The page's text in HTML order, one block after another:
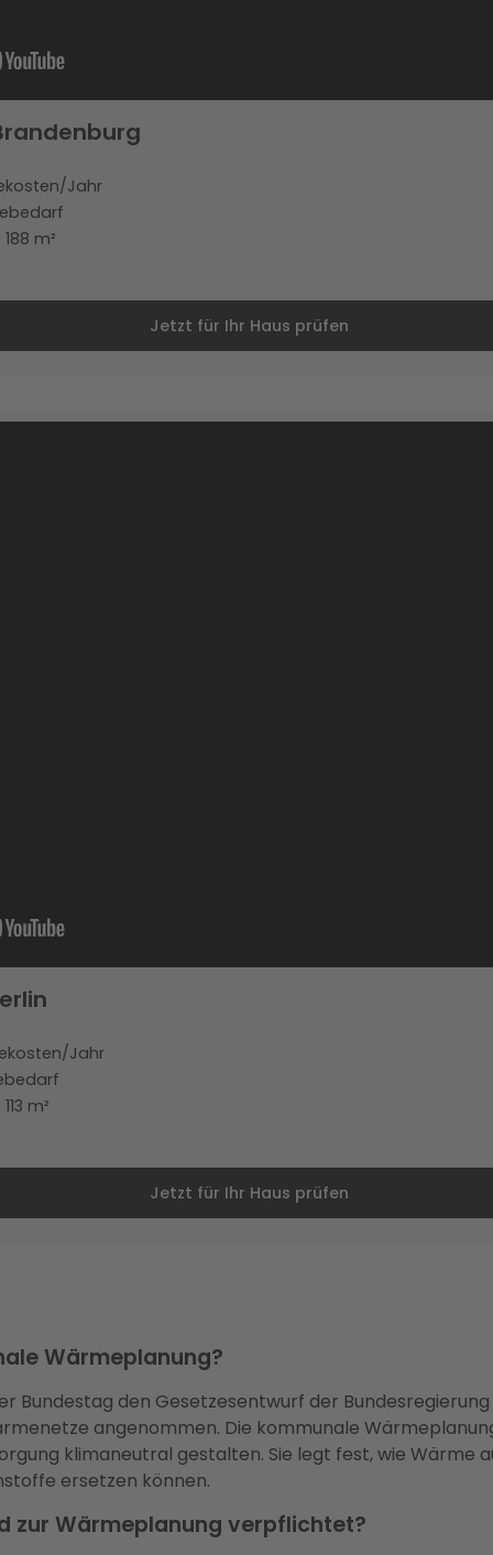
Jahr
m²
Jetzt für Ihr Haus prüfen
Jahr
m²
Jetzt für Ihr Haus prüfen
Wärmeplanung?
Bundestag den Gesetzesentwurf der
angenommen. Die kommunale
klimaneutral gestalten. Sie legt fest, wie Wärme
ersetzen können.
zur Wärmeplanung verpflichtet?